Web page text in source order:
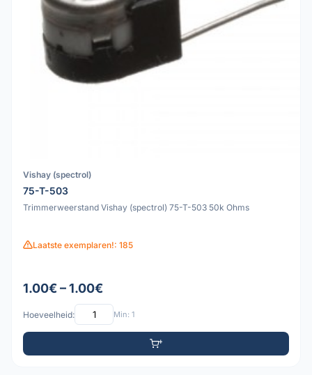
Vishay (spectrol)
75-T-503
Trimmerweerstand Vishay (spectrol) 75-T-503 50k Ohms
Laatste exemplaren!: 185
1.00€ – 1.00€
Hoeveelheid: Min: 1